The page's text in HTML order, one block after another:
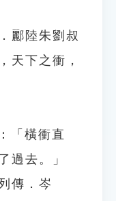
酈陸朱劉叔
天下之衝，
「橫衝直
過去。」
傳．岑